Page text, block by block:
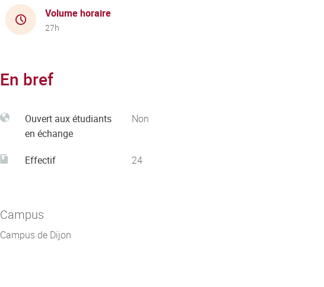
Volume horaire
27h
En bref
Ouvert aux étudiants
en échange
Non
Effectif 24
Campus
Campus de Dijon